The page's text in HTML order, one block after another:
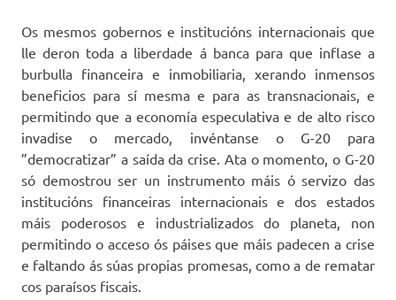
Os mesmos gobernos e institucións internacionais que
lle deron toda a liberdade á banca para que inflase a
burbulla financeira e inmobiliaria, xerando inmensos
beneficios para sí mesma e para as transnacionais, e
permitindo que a economía especulativa e de alto risco
invadise o mercado, invéntanse o G-20 para
”democratizar” a saída da crise. Ata o momento, o G-20
só demostrou ser un instrumento máis ó servizo das
institucións financeiras internacionais e dos estados
máis poderosos e industrializados do planeta, non
permitindo o acceso ós páises que máis padecen a crise
e faltando ás súas propias promesas, como a de rematar
cos paraísos fiscais.